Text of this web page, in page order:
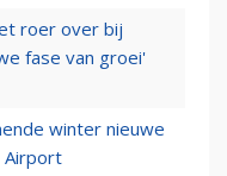
roer over bij
fase van groei'
winter nieuwe
Airport